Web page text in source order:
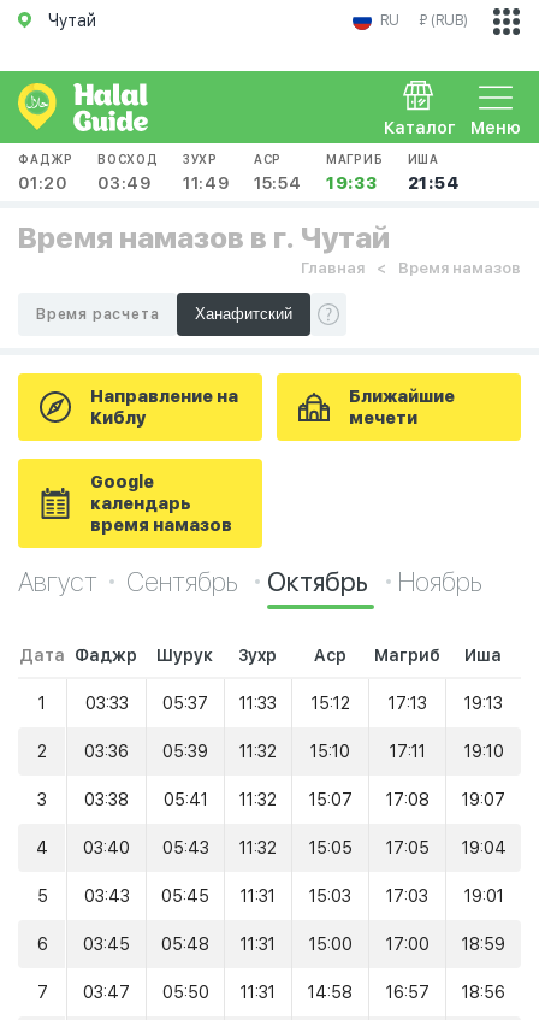
Чутай RU ₽ (RUB)
Меню
Каталог
ФАДЖР
01:20
ВОСХОД
03:49
ЗУХР
11:49
АСР
15:54
МАГРИБ
19:33
ИША
21:54
Время намазов в г. Чутай
Главная Время намазов
Время расчета
Направление на
Киблу
Ближайшие
мечети
Google
календарь
время намазов
Август Сентябрь Октябрь Ноябрь
Дата Фаджр Шурук Зухр Аср Магриб Иша
1 03:33 05:37 11:33 15:12 17:13 19:13
2 03:36 05:39 11:32 15:10 17:11 19:10
3 03:38 05:41 11:32 15:07 17:08 19:07
4 03:40 05:43 11:32 15:05 17:05 19:04
5 03:43 05:45 11:31 15:03 17:03 19:01
6 03:45 05:48 11:31 15:00 17:00 18:59
7 03:47 05:50 11:31 14:58 16:57 18:56